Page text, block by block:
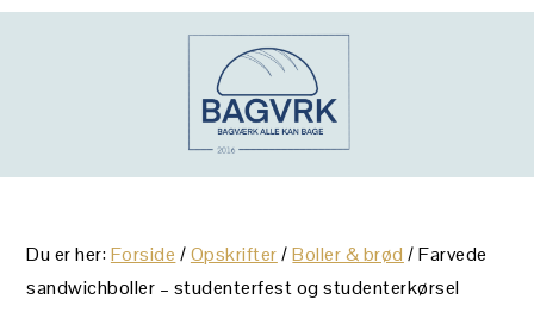
Gå
Skip
Gå
Du er her:Forside /Opskrifter / Boller & brød /Farvede
sandwichboller – studenterfest og studenterkørsel